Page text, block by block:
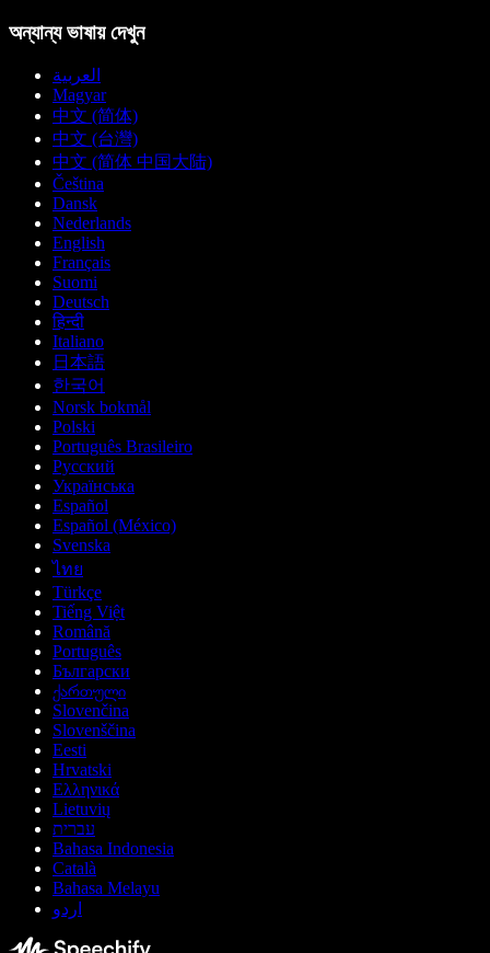
অন্যান্য ভাষায় দেখুন
العربية
Magyar
中文 (简体)
中文 (台灣)
中文 (简体 中国大陆)
Čeština
Dansk
Nederlands
English
Français
Suomi
Deutsch
हिन्दी
Italiano
日本語
한국어
Norsk bokmål
Polski
Português Brasileiro
Русский
Українська
Español
Español (México)
Svenska
ไทย
Türkçe
Tiếng Việt
Română
Português
Български
ქართული
Slovenčina
Slovenščina
Eesti
Hrvatski
Ελληνικά
Lietuvių
עברית
Bahasa Indonesia
Català
Bahasa Melayu
اردو